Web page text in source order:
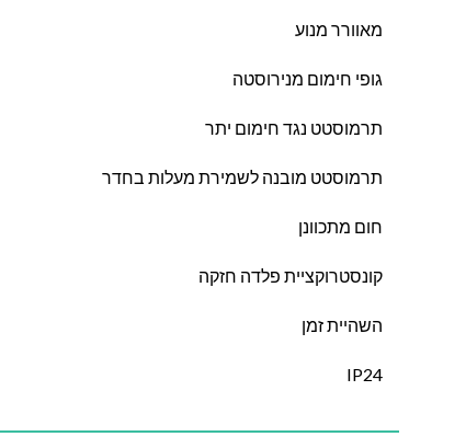
מאוורר מנוע
גופי חימום מנירוסטה
תרמוסטט נגד חימום יתר
תרמוסטט מובנה לשמירת מעלות בחדר
חום מתכוונן
קונסטרוקציית פלדה חזקה
השהיית זמן
IP24